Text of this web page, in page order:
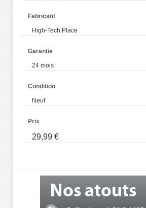
Fabricant
High-Tech Place
Garantie
24 mois
Condition
Neuf
Prix
29,99 €